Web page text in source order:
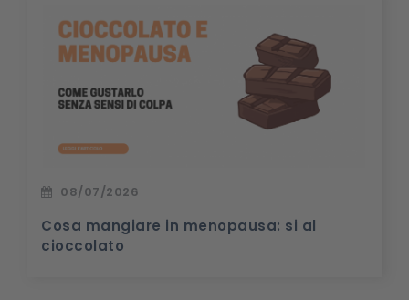
08/07/2026
Cosa mangiare in menopausa: si al
cioccolato